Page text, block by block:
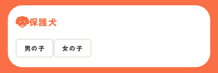
保護犬
男の子 女の子